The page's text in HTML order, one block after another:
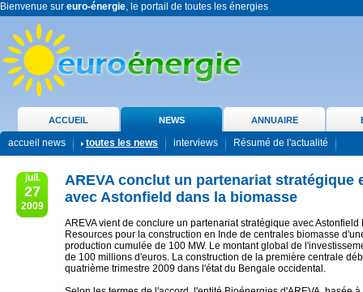
Bienvenue sur euro-énergie, le portail de toutes les énergies
ACCUEIL NEWS ANNUAIRE
accueil news toutes les news interviews Résumé de l'actualité
juil.
27
2009
AREVA conclut un partenariat stratégique
avec Astonfield dans la biomasse
AREVA vient de conclure un partenariat stratégique avec
Resources pour la construction en Inde de centrales biomasse
production cumulée de 100 MW. Le montant global de
de 100 millions d'euros. La construction de la première centrale
quatrième trimestre 2009 dans l'état du Bengale occidental.